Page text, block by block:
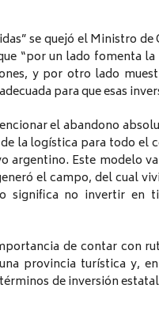
se quejó el Ministro
“por un lado fomenta
y por otro lado
para que esas
el abandono
la logística para todo
argentino. Este modelo
el campo, del cual
significa no invertir en
de contar con
provincia turística y,
de inversión